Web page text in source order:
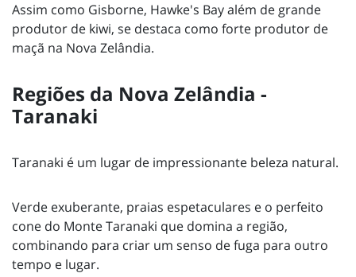
Assim como Gisborne, Hawke's Bay além de grande
produtor de kiwi, se destaca como forte produtor de
maçã na Nova Zelândia.
Regiões da Nova Zelândia -
Taranaki
Taranaki é um lugar de impressionante beleza natural.
Verde exuberante, praias espetaculares e o perfeito
cone do Monte Taranaki que domina a região,
combinando para criar um senso de fuga para outro
tempo e lugar.